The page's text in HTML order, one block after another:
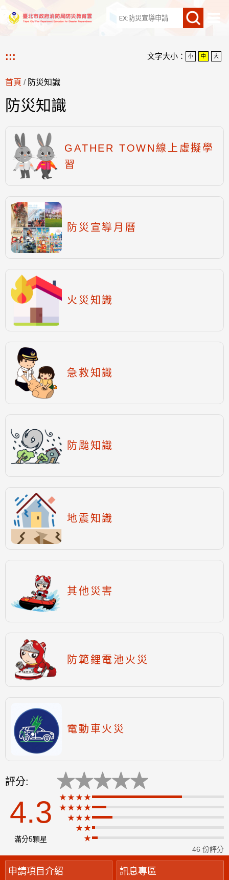
網站導覽
::: 文字大小： 小 中 大
首頁 / 防災知識
防災知識
GATHER TOWN線上虛擬學
習
防災宣導月曆
火災知識
急救知識
防颱知識
地震知識
其他災害
防範鋰電池火災
電動車火災
評分: ★★★★★
4.3
滿分5顆星
★★★★
★
★★★★
★★★
★★
★
46 份評分
申請項目介紹 訊息專區